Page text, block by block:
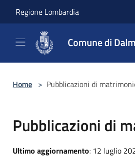
Regione Lombardia
Comune di
Home > Pubblicazioni di
Pubblicazioni di
Ultimo aggiornamento: 12 luglio